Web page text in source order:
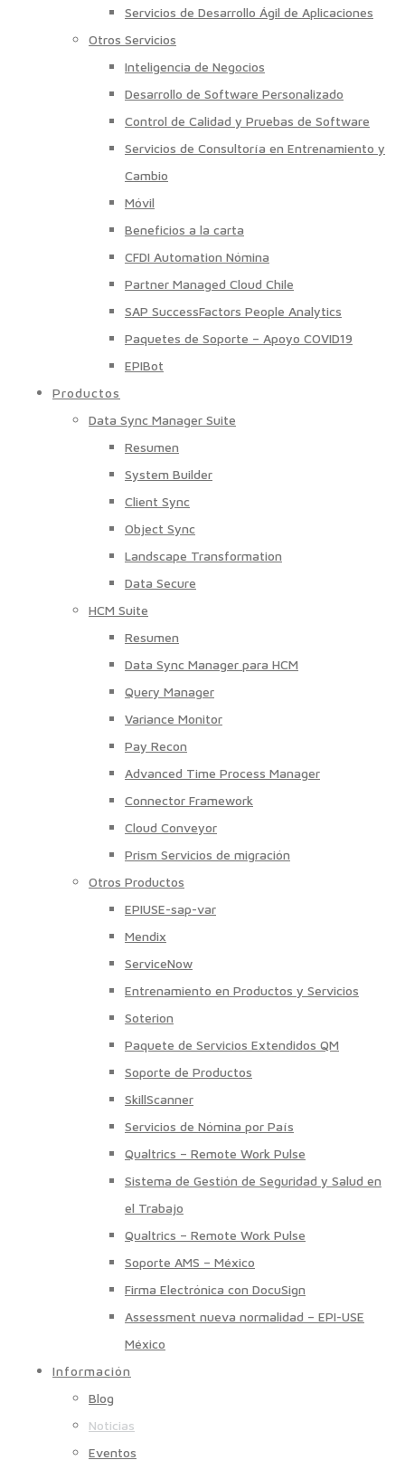
Servicios de Desarrollo Ágil de Aplicaciones
Otros Servicios
Inteligencia de Negocios
Desarrollo de Software Personalizado
Control de Calidad y Pruebas de Software
Servicios de Consultoría en Entrenamiento y
Cambio
Móvil
Beneficios a la carta
CFDI Automation Nómina
Partner Managed Cloud Chile
SAP SuccessFactors People Analytics
Paquetes de Soporte – Apoyo COVID19
EPIBot
Productos
Data Sync Manager Suite
Resumen
System Builder
Client Sync
Object Sync
Landscape Transformation
Data Secure
HCM Suite
Resumen
Data Sync Manager para HCM
Query Manager
Variance Monitor
Pay Recon
Advanced Time Process Manager
Connector Framework
Cloud Conveyor
Prism Servicios de migración
Otros Productos
EPIUSE-sap-var
Mendix
ServiceNow
Entrenamiento en Productos y Servicios
Soterion
Paquete de Servicios Extendidos QM
Soporte de Productos
SkillScanner
Servicios de Nómina por País
Qualtrics – Remote Work Pulse
Sistema de Gestión de Seguridad y Salud en
el Trabajo
Qualtrics – Remote Work Pulse
Soporte AMS – México
Firma Electrónica con DocuSign
Assessment nueva normalidad – EPI-USE
México
Información
Blog
Noticias
Eventos